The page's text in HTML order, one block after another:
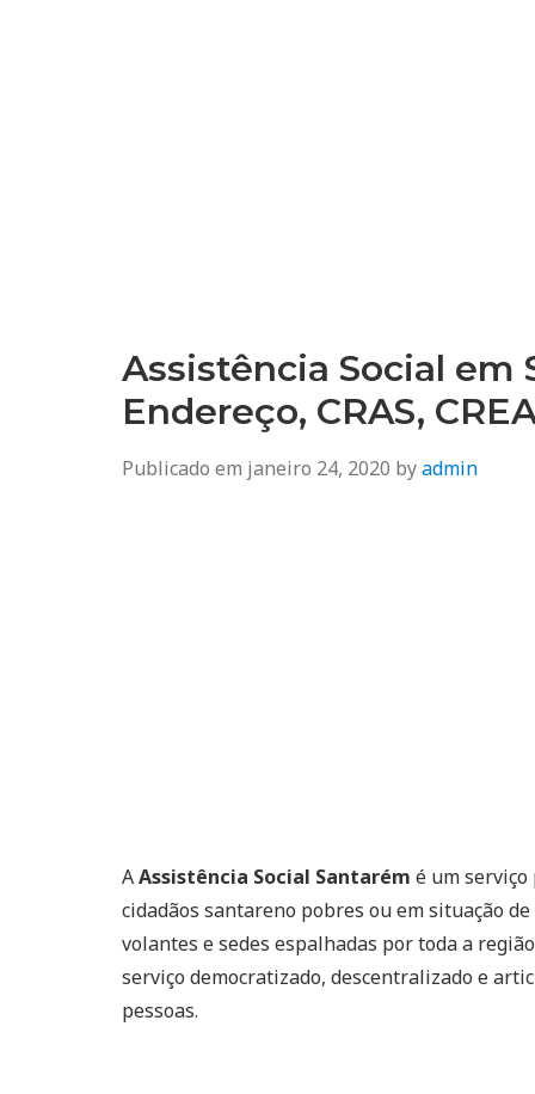
Assistência Social em
Endereço, CRAS,
Publicado em janeiro 24, 2020 byadmin
AAssistência Social Santarém é um serviço
cidadãos santareno pobres ou em situação
volantes e sedes espalhadas por toda a
serviço democratizado, descentralizado e
pessoas.